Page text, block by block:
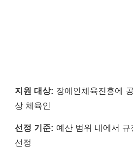
지원 대상: 장애인체육진흥에
상 체육인
선정 기준: 예산 범위 내에서
선정